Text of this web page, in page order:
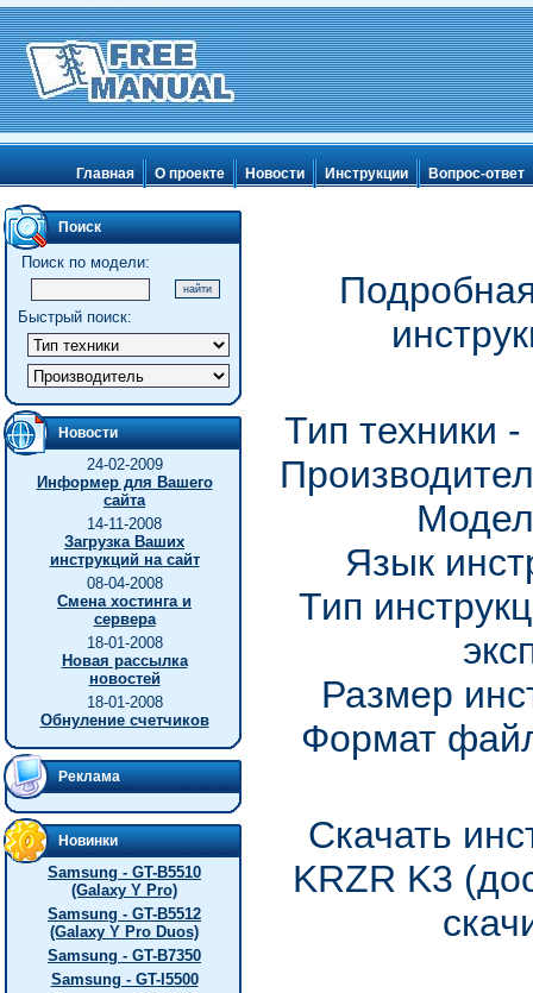
Главная О проекте Новости Инструкции Вопрос-ответ
Поиск
Поиск по модели:
Быстрый поиск:
Новости
24-02-2009
Информер для Вашего
сайта
14-11-2008
Загрузка Ваших
инструкций на сайт
08-04-2008
Смена хостинга и
сервера
18-01-2008
Новая рассылка
новостей
18-01-2008
Обнуление счетчиков
Реклама
Новинки
Samsung - GT-B5510
(Galaxy Y Pro)
Samsung - GT-B5512
(Galaxy Y Pro Duos)
Samsung - GT-B7350
Samsung - GT-I5500
Тип техники
Язык
Тип
Размер
Формат
Скачать
KRZR K3